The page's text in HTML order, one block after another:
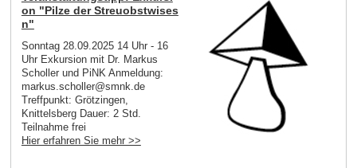
on "Pilze der Streuobstwises
n"
Sonntag 28.09.2025 14 Uhr - 16
Uhr Exkursion mit Dr. Markus
Scholler und PiNK Anmeldung:
markus.scholler@smnk.de
Treffpunkt: Grötzingen,
Knittelsberg Dauer: 2 Std.
Teilnahme frei
Hier erfahren Sie mehr >>